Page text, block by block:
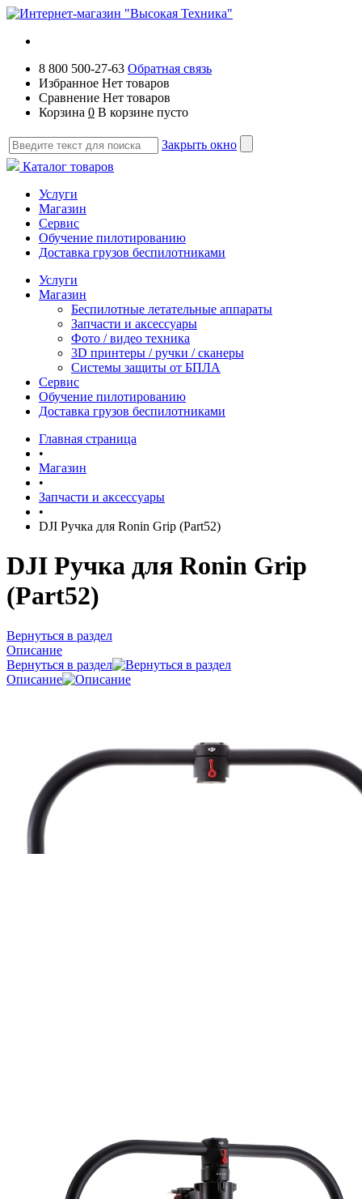
8 800 500-27-63 Обратная связь
Избранное Нет товаров
Сравнение Нет товаров
Корзина 0 В корзине пусто
Закрыть окно
Каталог товаров
Услуги
Магазин
Сервис
Обучение пилотированию
Доставка грузов беспилотниками
Услуги
Магазин
Беспилотные летательные аппараты
Запчасти и аксессуары
Фото / видео техника
3D принтеры / ручки / сканеры
Системы защиты от БПЛА
Сервис
Обучение пилотированию
Доставка грузов беспилотниками
Главная страница
•
Магазин
•
Запчасти и аксессуары
•
DJI Ручка для Ronin Grip (Part52)
DJI Ручка для Ronin Grip
(Part52)
Вернуться в раздел
Описание
Вернуться в раздел
Описание